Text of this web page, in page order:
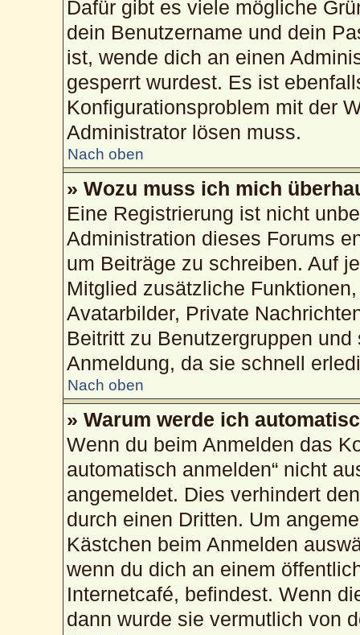
Dafür gibt es viele mögliche
dein Benutzername und dein
ist, wende dich an einen
gesperrt wurdest. Es ist
Konfigurationsproblem mit der
Administrator lösen muss.
Nach oben
» Wozu muss ich mich
Eine Registrierung ist nicht
Administration dieses Forums
um Beiträge zu schreiben. Auf
Mitglied zusätzliche
Avatarbilder, Private
Beitritt zu Benutzergruppen
Anmeldung, da sie schnell
Nach oben
» Warum werde ich
Wenn du beim Anmelden das
automatisch anmelden“ nicht
angemeldet. Dies verhindert
durch einen Dritten. Um
Kästchen beim Anmelden
wenn du dich an einem
Internetcafé, befindest. Wenn
dann wurde sie vermutlich von